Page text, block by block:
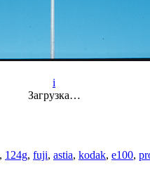
i
Загрузка…
, 124g, fuji, astia, kodak, e100,